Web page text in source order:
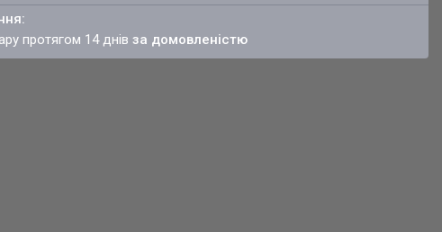
протягом 14 днівза домовленістю